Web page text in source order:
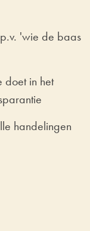
'wie de baas
doet in het
handelingen